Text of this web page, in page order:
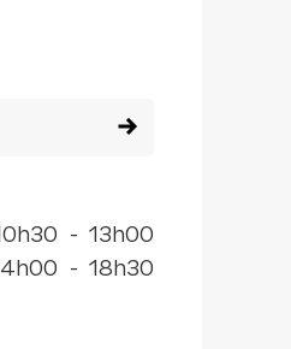
10h30 -
13h00
14h00
- 18h30